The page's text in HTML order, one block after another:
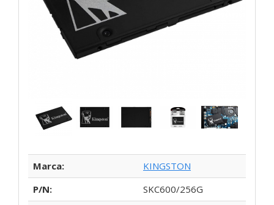
Marca:
KINGSTON
P/N:
SKC600/256G